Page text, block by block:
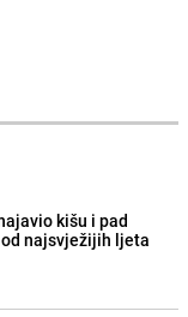
kišu i pad
najsvježijih ljeta